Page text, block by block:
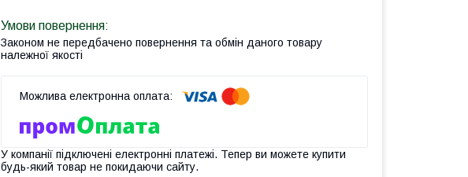
Законом не передбачено повернення та обмін даного товару
належної якості
У компанії підключені електронні платежі. Тепер ви можете купити
будь-який товар не покидаючи сайту.